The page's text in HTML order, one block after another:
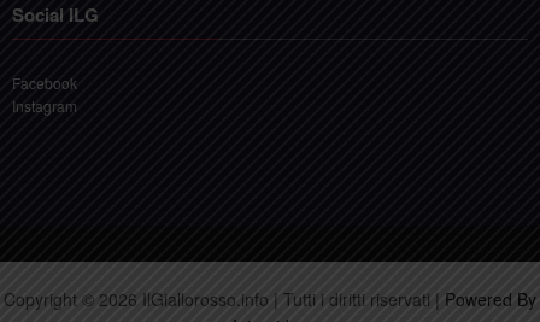
Social ILG
Facebook
Instagram
Copyright © 2026 IlGiallorosso.info | Tutti i diritti riservati | Powered By